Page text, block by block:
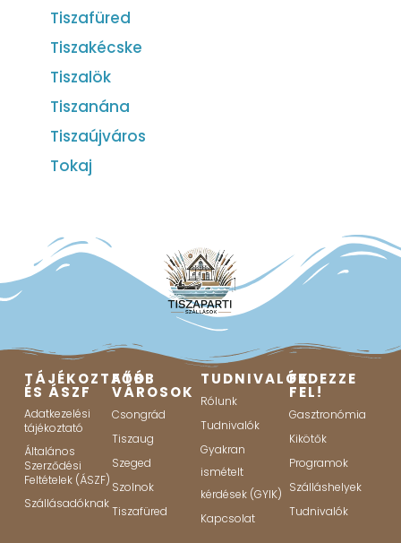
Tiszafüred
Tiszakécske
Tiszalök
Tiszanána
Tiszaújváros
Tokaj
TÁJÉKOZTATÓ
ÉS ÁSZF
Adatkezelési
tájékoztató
Általános
Szerződési
Feltételek (ÁSZF)
Szállásadóknak
FŐBB
VÁROSOK
Csongrád
Tiszaug
Szeged
Szolnok
Tiszafüred
TUDNIVALÓK
Rólunk
Tudnivalók
Gyakran
ismételt
kérdések (GYIK)
Kapcsolat
FEDEZZE
FEL!
Gasztronómia
Kikötők
Programok
Szálláshelyek
Tudnivalók